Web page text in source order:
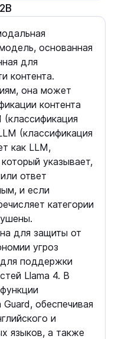
основанная
для
контента.
она может
контента
(классификация
как LLM,
указывает,
ответ
и если
категории
для защиты от
угроз
поддержки
Llama 4. В
обеспечивая
и
языков, а также